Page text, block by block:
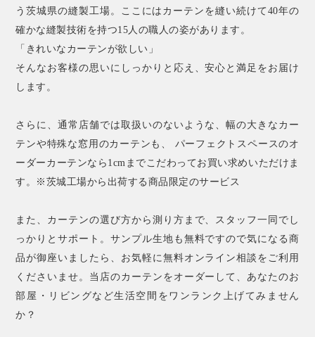
う茨城県の縫製工場。ここにはカーテンを縫い続けて40年の
確かな縫製技術を持つ15人の職人の姿があります。
「きれいなカーテンが欲しい」
そんなお客様の思いにしっかりと応え、安心と満足をお届け
します。
さらに、通常店舗では取扱いのないような、幅の大きなカー
テンや特殊な窓用のカーテンも、 パーフェクトスペースのオ
ーダーカーテンなら1cmまでこだわってお買い求めいただけま
す。※茨城工場から出荷する商品限定のサービス
また、カーテンの選び方から測り方まで、スタッフ一同でし
っかりとサポート。サンプル生地も無料ですので気になる商
品が御座いましたら、お気軽に無料オンライン相談をご利用
くださいませ。当店のカーテンをオーダーして、あなたのお
部屋・リビングなど生活空間をワンランク上げてみません
か？